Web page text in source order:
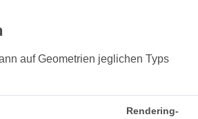
auf Geometrien jeglichen Typs
Rendering-